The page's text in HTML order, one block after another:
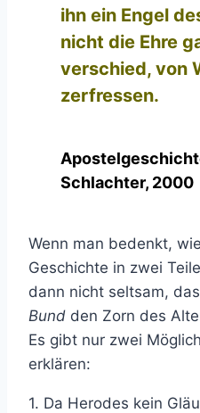
ihn ein Engel
nicht die Ehre
verschied, von
zerfressen.
Schlachter, 2000
Wenn man bedenkt,
Geschichte in zwei
dann nicht seltsam,
Bund den Zorn des
Es gibt nur zwei
erklären:
1. Da Herodes kein